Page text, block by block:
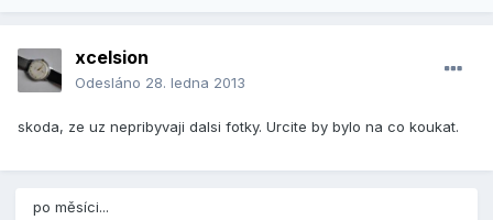
xcelsion
Odesláno 28. ledna 2013
skoda, ze uz nepribyvaji dalsi fotky. Urcite by bylo na co koukat.
po měsíci...